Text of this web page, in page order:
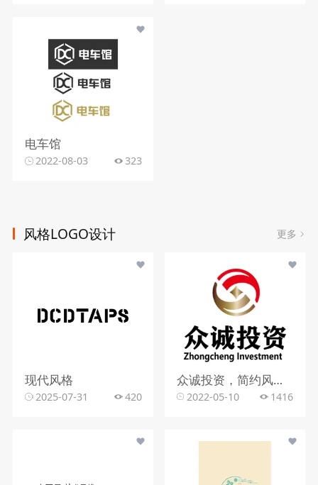
电车馆
2022-08-03 323
风格LOGO设计 更多
现代风格
2025-07-31 420
众诚投资，简约风格，字母元素
2022-05-10 1416